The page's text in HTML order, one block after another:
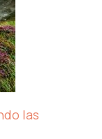
las